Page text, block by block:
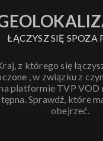
ŁĄCZYSZ SIĘ SPOZA
z którego się
, w związku z
platformie TVP VOD
Sprawdź, które
obejrzeć.